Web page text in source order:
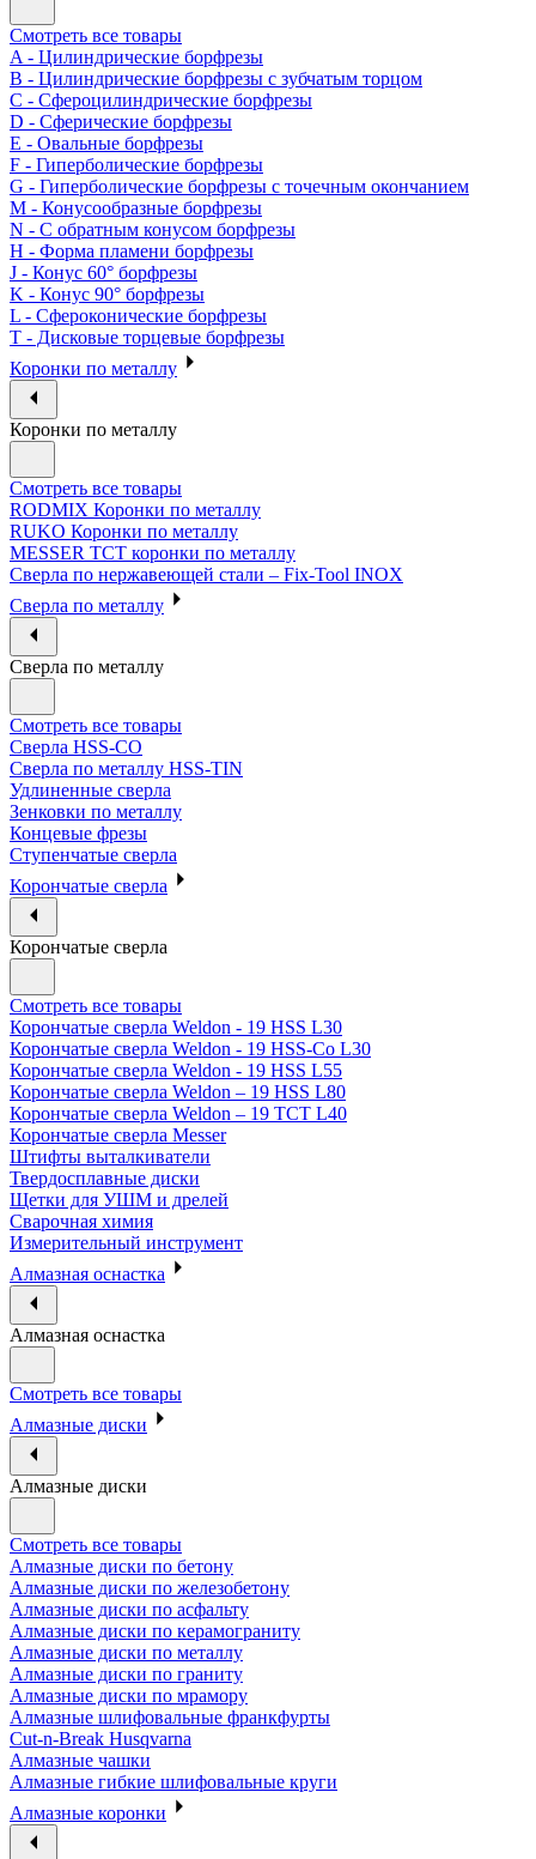
Смотреть все товары
A - Цилиндрические борфрезы
B - Цилиндрические борфрезы с зубчатым торцом
C - Сфероцилиндрические борфрезы
D - Сферические борфрезы
E - Овальные борфрезы
F - Гиперболические борфрезы
G - Гиперболические борфрезы с точечным окончанием
M - Конусообразные борфрезы
N - С обратным конусом борфрезы
H - Форма пламени борфрезы
J - Конус 60° борфрезы
K - Конус 90° борфрезы
L - Сфероконические борфрезы
T - Дисковые торцевые борфрезы
Коронки по металлу
Коронки по металлу
Смотреть все товары
RODMIX Коронки по металлу
RUKO Коронки по металлу
MESSER ТСТ коронки по металлу
Сверла по нержавеющей стали – Fix-Tool INOX
Сверла по металлу
Сверла по металлу
Смотреть все товары
Сверла HSS-CO
Сверла по металлу HSS-TIN
Удлиненные сверла
Зенковки по металлу
Концевые фрезы
Ступенчатые сверла
Корончатые сверла
Корончатые сверла
Смотреть все товары
Корончатые сверла Weldon - 19 HSS L30
Корончатые сверла Weldon - 19 HSS-Co L30
Корончатые сверла Weldon - 19 HSS L55
Корончатые сверла Weldon – 19 HSS L80
Корончатые сверла Weldon – 19 TCT L40
Корончатые сверла Messer
Штифты выталкиватели
Твердосплавные диски
Щетки для УШМ и дрелей
Сварочная химия
Измерительный инструмент
Алмазная оснастка
Алмазная оснастка
Смотреть все товары
Алмазные диски
Алмазные диски
Смотреть все товары
Алмазные диски по бетону
Алмазные диски по железобетону
Алмазные диски по асфальту
Алмазные диски по керамограниту
Алмазные диски по металлу
Алмазные диски по граниту
Алмазные диски по мрамору
Алмазные шлифовальные франкфурты
Cut-n-Break Husqvarna
Алмазные чашки
Алмазные гибкие шлифовальные круги
Алмазные коронки